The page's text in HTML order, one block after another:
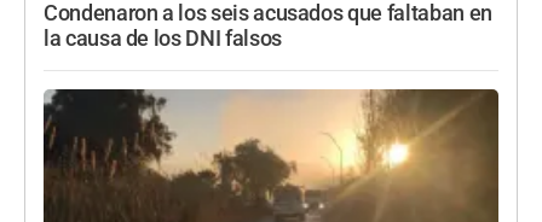
Condenaron a los seis acusados que faltaban en
la causa de los DNI falsos